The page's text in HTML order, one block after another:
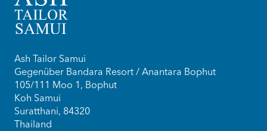
Ash Tailor Samui
Gegenüber Bandara Resort / Anantara Bophut
105/111 Moo 1, Bophut
Koh Samui
Suratthani, 84320
Thailand